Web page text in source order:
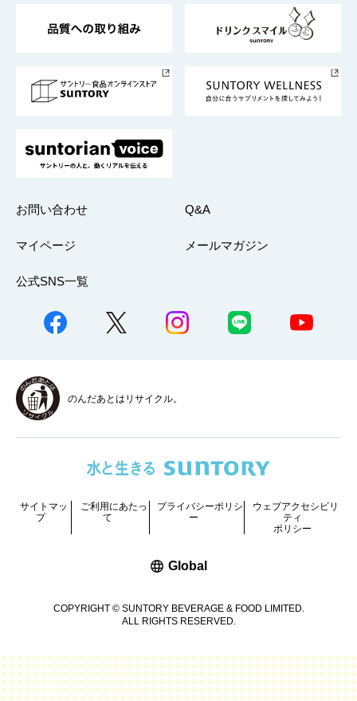
採用情報
お問い合わせ Q&A
マイページ メールマガジン
公式SNS一覧
のんだあとはリサイクル。
COPYRIGHT © SUNTORY BEVERAGE & FOOD LIMITED.
ALL RIGHTS RESERVED.
サイトマッ
プ
ご利用にあたっ
て
プライバシーポリシ
ー
ウェブアクセシビリ
ティ
ポリシー
Global新しいウィンドウで開く